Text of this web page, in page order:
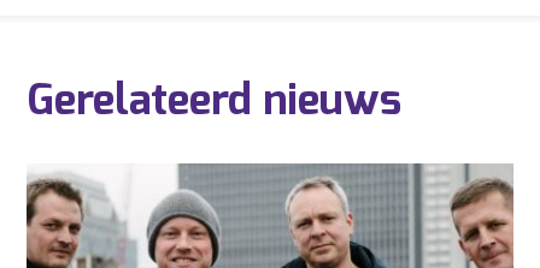
Gerelateerd nieuws